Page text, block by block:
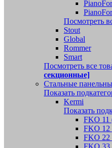
Посмотреть
Stout
Global
Rommer
Smart
Посмотреть все
секционные]
Стальные
Показать
Kermi
Показать
FKO 11
FKO 12
FKO 22
FKO 33